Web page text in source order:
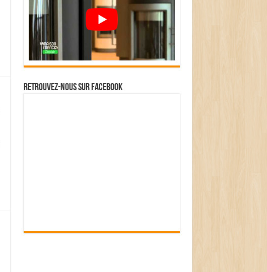
Retrouvez-nous sur Facebook